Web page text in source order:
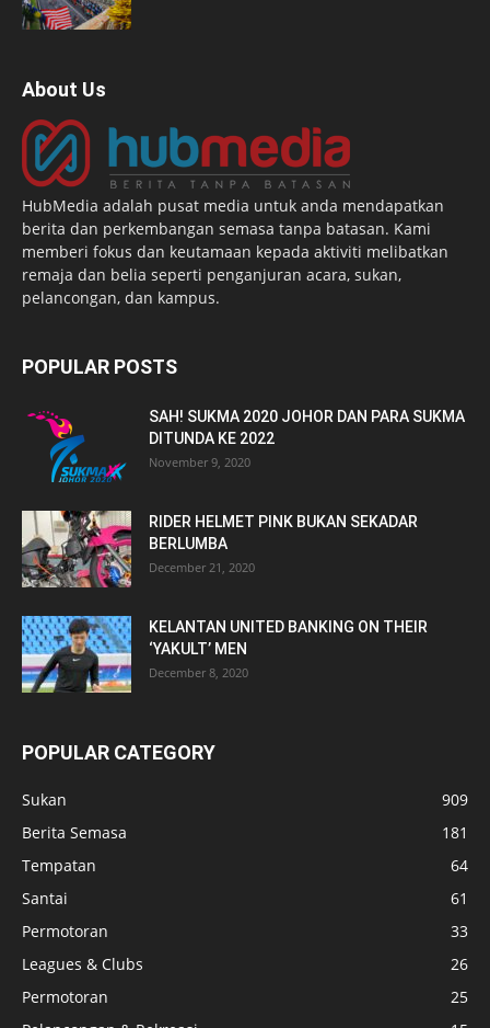
About Us
HubMedia adalah pusat media untuk anda mendapatkan
berita dan perkembangan semasa tanpa batasan. Kami
memberi fokus dan keutamaan kepada aktiviti melibatkan
remaja dan belia seperti penganjuran acara, sukan,
pelancongan, dan kampus.
POPULAR POSTS
SAH! SUKMA 2020 JOHOR DAN PARA SUKMA
DITUNDA KE 2022
November 9, 2020
RIDER HELMET PINK BUKAN SEKADAR
BERLUMBA
December 21, 2020
KELANTAN UNITED BANKING ON THEIR
‘YAKULT’ MEN
December 8, 2020
POPULAR CATEGORY
Sukan
909
Berita Semasa
181
Tempatan
64
Santai
61
Permotoran
33
Leagues & Clubs
26
Permotoran
25